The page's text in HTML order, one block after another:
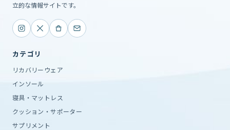
立的な情報サイトです。
カテゴリ
リカバリーウェア
インソール
寝具・マットレス
クッション・サポーター
サプリメント